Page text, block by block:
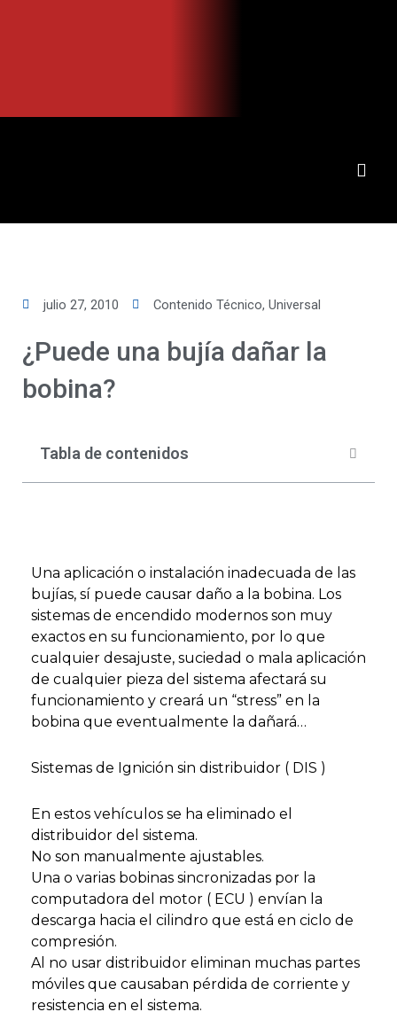
julio 27, 2010 Contenido Técnico, Universal
¿Puede una bujía dañar la
bobina?
Tabla de contenidos
Una aplicación o instalación inadecuada de las
bujías, sí puede causar daño a la bobina. Los
sistemas de encendido modernos son muy
exactos en su funcionamiento, por lo que
cualquier desajuste, suciedad o mala aplicación
de cualquier pieza del sistema afectará su
funcionamiento y creará un “stress” en la
bobina que eventualmente la dañará…
Sistemas de Ignición sin distribuidor ( DIS )
En estos vehículos se ha eliminado el
distribuidor del sistema.
No son manualmente ajustables.
Una o varias bobinas sincronizadas por la
computadora del motor ( ECU ) envían la
descarga hacia el cilindro que está en ciclo de
compresión.
Al no usar distribuidor eliminan muchas partes
móviles que causaban pérdida de corriente y
resistencia en el sistema.